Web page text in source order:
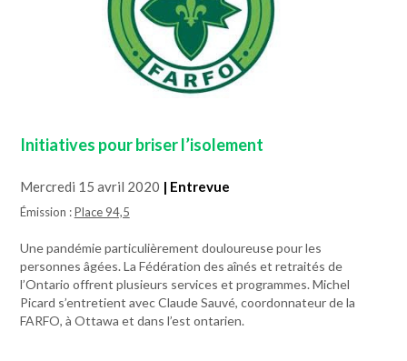
Initiatives pour briser l’isolement
Mercredi 15 avril 2020 | Entrevue
Émission :Place 94,5
Une pandémie particulièrement douloureuse pour les
personnes âgées. La Fédération des aînés et retraités de
l’Ontario offrent plusieurs services et programmes. Michel
Picard s’entretient avec Claude Sauvé, coordonnateur de la
FARFO, à Ottawa et dans l’est ontarien.